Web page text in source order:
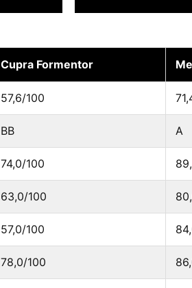
Cupra Formentor
57,6/100
BB A
74,0/100
63,0/100
57,0/100
78,0/100